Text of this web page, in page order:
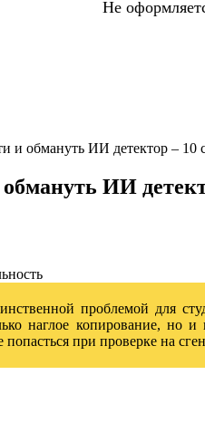
Не
и обмануть ИИ детектор – 10
ИИ
проблемой для
наглое копирование, но
попасться при проверке на